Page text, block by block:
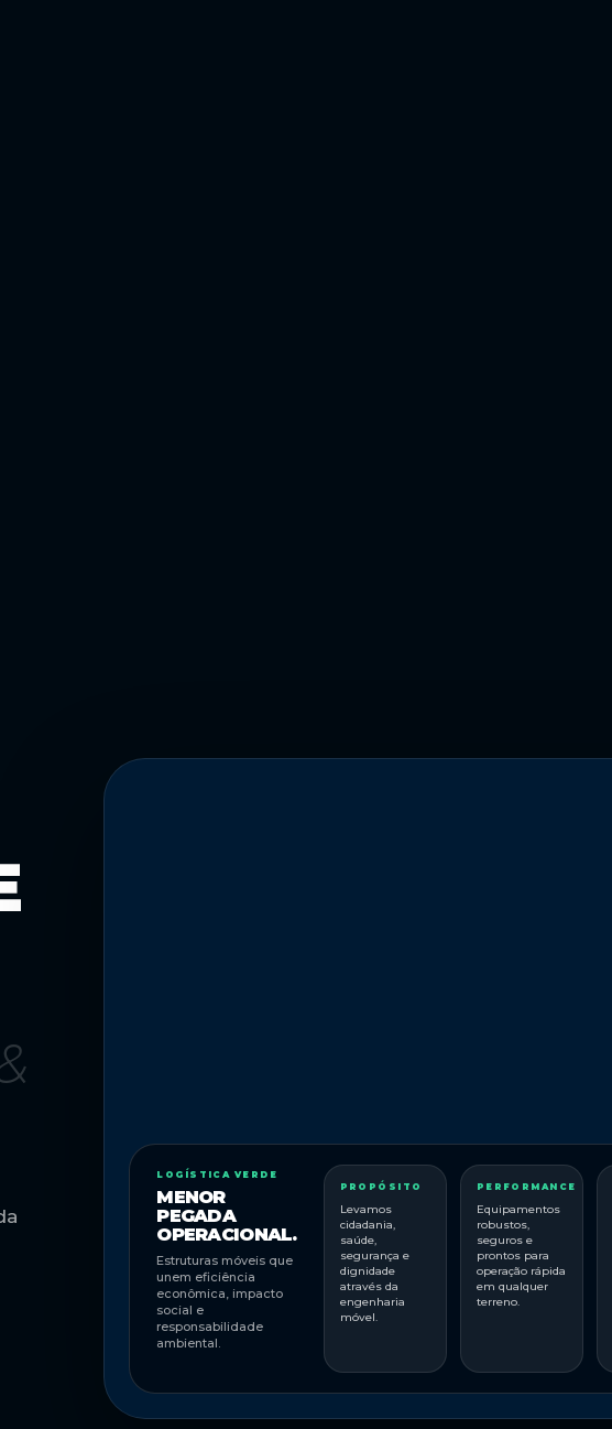
LOGÍSTICA VERDE
MENOR
PEGADA
OPERACIONAL.
Estruturas móveis que
unem eficiência
econômica, impacto
social e
responsabilidade
ambiental.
PROPÓSITO
Levamos
cidadania,
saúde,
segurança e
dignidade
através da
engenharia
móvel.
PERFORMANCE
Equipamentos
robustos,
seguros e
prontos para
operação rápida
em qualquer
terreno.